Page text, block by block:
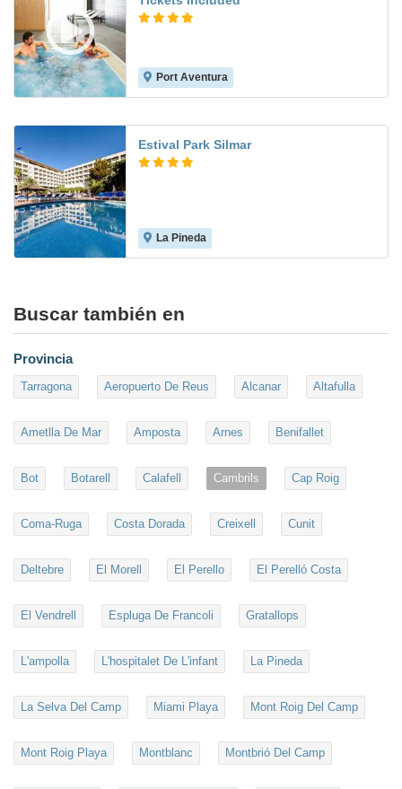
Port Aventura
Estival Park Silmar
La Pineda
Buscar también en
Provincia
Tarragona Aeropuerto De Reus Alcanar Altafulla
Ametlla De Mar Amposta Arnes Benifallet
Bot Botarell Calafell Cambrils Cap Roig
Coma-Ruga Costa Dorada Creixell Cunit
Deltebre El Morell El Perello El Perelló Costa
El Vendrell Espluga De Francoli Gratallops
L'ampolla L'hospitalet De L'infant La Pineda
La Selva Del Camp Miami Playa Mont Roig Del Camp
Mont Roig Playa Montblanc Montbrió Del Camp